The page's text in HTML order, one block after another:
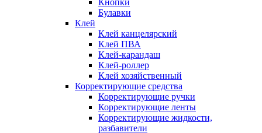
Кнопки
Булавки
Клей
Клей канцелярский
Клей ПВА
Клей-карандаш
Клей-роллер
Клей хозяйственный
Корректирующие средства
Корректирующие ручки
Корректирующие ленты
Корректирующие жидкости,
разбавители